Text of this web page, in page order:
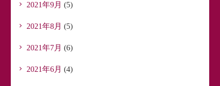
2021年9月 (5)
2021年8月 (5)
2021年7月 (6)
2021年6月 (4)